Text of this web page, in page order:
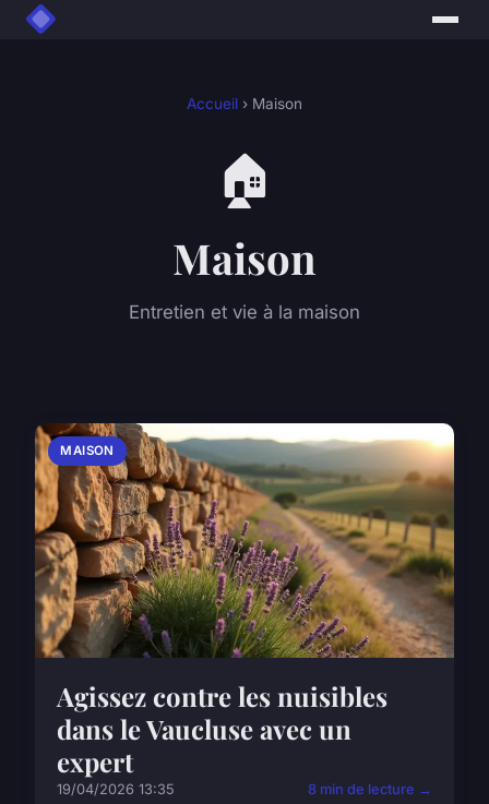
Accueil › Maison
🏠
Maison
Entretien et vie à la maison
MAISON
Agissez contre les nuisibles
dans le Vaucluse avec un
expert
19/04/2026 13:35 8 min de lecture →